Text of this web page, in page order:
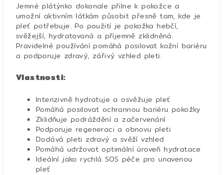
Jemné plátýnko dokonale přilne k pokožce a
umožní aktivním látkám působit přesně tam, kde je
pleť potřebuje. Po použití je pokožka hebčí,
svěžejší, hydratovaná a příjemně zklidněná.
Pravidelné používání pomáhá posilovat kožní bariéru
a podporuje zdravý, zářivý vzhled pleti.
Vlastnosti:
Intenzivně hydratuje a osvěžuje pleť
Pomáhá posilovat ochrannou bariéru pokožky
Zklidňuje podráždění a začervenání
Podporuje regeneraci a obnovu pleti
Dodává pleti zdravý a svěží vzhled
Pomáhá udržovat optimální úroveň hydratace
Ideální jako rychlá SOS péče pro unavenou
pleť